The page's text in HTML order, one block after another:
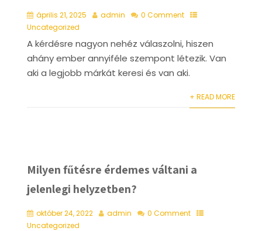
április 21, 2025 admin
0 Comment
Uncategorized
A kérdésre nagyon nehéz válaszolni, hiszen
ahány ember annyiféle szempont létezik. Van
aki a legjobb márkát keresi és van aki.
+ READ MORE
Milyen fűtésre érdemes váltani a
jelenlegi helyzetben?
október 24, 2022 admin
0 Comment
Uncategorized